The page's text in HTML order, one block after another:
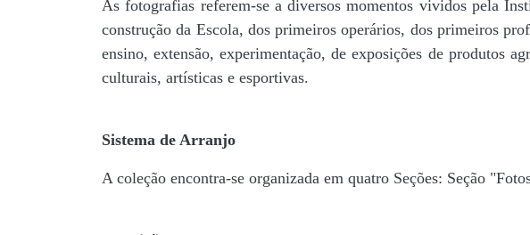
As fotografias referem-se a diversos momentos vividos pela
construção da Escola, dos primeiros operários, dos primeiros
ensino, extensão, experimentação, de exposições de produtos
culturais, artísticas e esportivas.
Sistema de Arranjo
A coleção encontra-se organizada em quatro Seções: Seção